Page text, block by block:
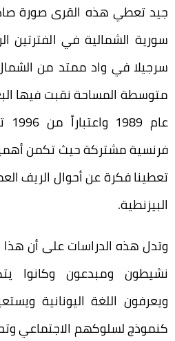
جيد تعطي هذه القرى صورة
سورية الشمالية في الفترتين
سرجيلا في واد ممتد من
متوسطة المساحة نقبت فيها
فرنسية مشتركة حيث تكمن
تعطينا فكرة عن أحوال الريف
البيزنطية.
وتدل هذه الدراسات على أن
نشيطون ومبدعون وكانوا
ويعرفون اللغة اليونانية
كنموذج لسلوكهم الاجتماعي